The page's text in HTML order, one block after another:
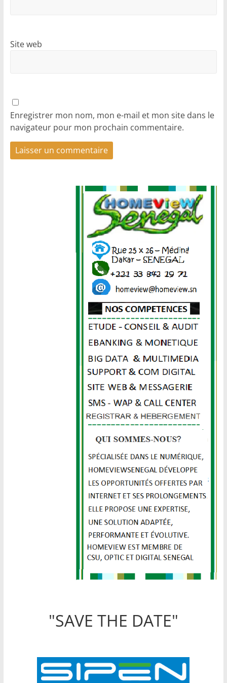
Site web
Enregistrer mon nom, mon e-mail et mon site dans le
navigateur pour mon prochain commentaire.
"SAVE THE DATE"